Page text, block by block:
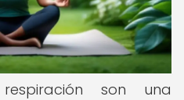
son una